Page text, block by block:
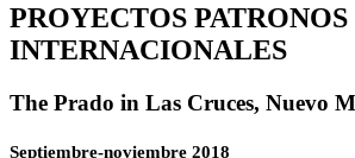
PROYECTOS PATRONOS
INTERNACIONALES
The Prado in Las Cruces, Nuevo
Septiembre-noviembre 2018